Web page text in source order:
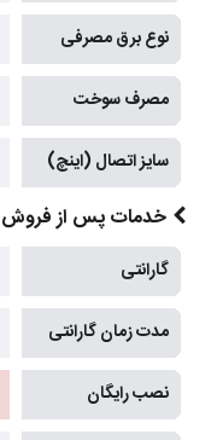
نوع برق مصرفی
مصرف سوخت
سایز اتصال (اینچ)
خدمات پس از فروش
گارانتی
مدت زمان گارانتی
نصب رایگان